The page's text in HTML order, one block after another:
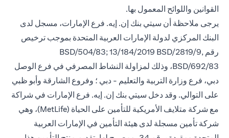
القوانين واللوائح المعمول بها.
يرجى ملاحظة أن سيتي بنك إن. إيه. فرع الإمارات، مسجل لدى
البنك المركزي لدولة الإمارات العربية المتحدة بموجب ترخيص
رقم BSD/504/83; 13/184/2019 BSD/2819/9,
BSD/692/83، وذلك لمزاولة النشاط المصرفي في فرع الوصل
دبي، فرع وزارة التربية والتعليم - دبي ؛ وفروع الشارقة وأبو ظبي
على التوالي. وقد دخل سيتي بنك إن. إيه. فرع الإمارات في شراكة
مع شركة متلايف الأمريكية للتأمين على الحياة (MetLife)، وهي
شركة تأمين مسجلة لدى هيئة التأمين في الإمارات العربية